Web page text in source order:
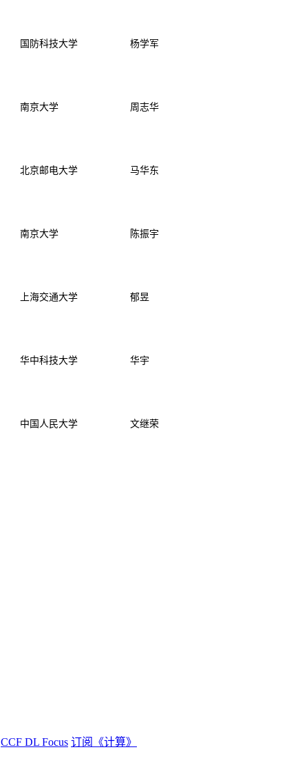
国防科技大学 杨学军
南京大学 周志华
北京邮电大学 马华东
南京大学 陈振宇
上海交通大学 郁昱
华中科技大学 华宇
中国人民大学 文继荣
CCF DL Focus 订阅《计算》